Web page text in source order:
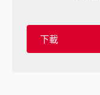
下載